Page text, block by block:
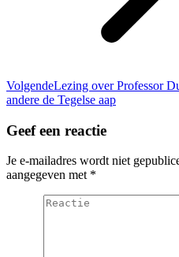
VolgendeVolgend
bericht
Lezing over Professor
andere de Tegelse aap
Geef een reactie
Je e-mailadres wordt niet
aangegeven met *